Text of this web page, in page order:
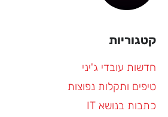
קטגוריות
חדשות עובדי ג'יני
טיפים ותקלות נפוצות
כתבות בנושא IT